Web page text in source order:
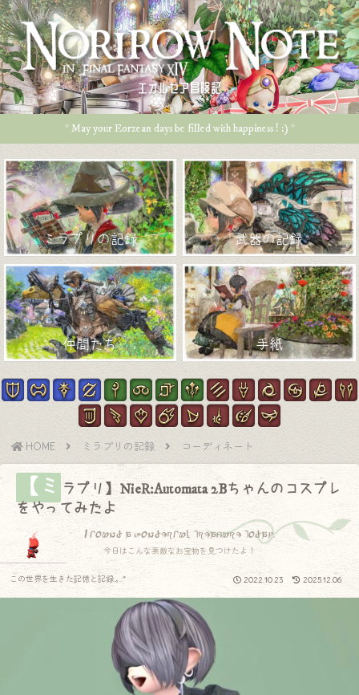
エオルゼア冒険記
* May your Eorzean days be filled with happiness ! :) *
ミラプリの記録 武器の記録
仲間たち 手紙
HOME ミラプリの記録 コーディネート
【ミ ラプリ】NieR:Automata 2Bちゃんのコスプレ
をやってみたよ
I found a wonderful treasure today.
今日はこんな素敵なお宝物を見つけたよ！
2022.10.23 2025.12.06
この世界を生きた記憶と記録.｡.:*